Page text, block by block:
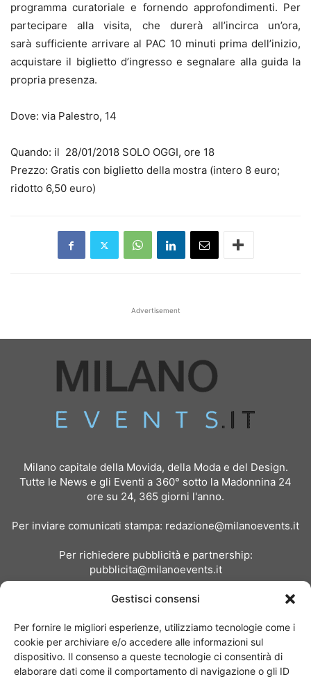
Gestisci consensi
Per fornire le migliori esperienze, utilizziamo tecnologie come i
cookie per archiviare e/o accedere alle informazioni sul
dispositivo. Il consenso a queste tecnologie ci consentirà di
elaborare dati come il comportamento di navigazione o gli ID
programma curatoriale e fornendo approfondimenti. Per
partecipare alla visita, che durerà all’incirca un’ora,
sarà sufficiente arrivare al PAC 10 minuti prima dell’inizio,
acquistare il biglietto d’ingresso e segnalare alla guida la
propria presenza.
Dove: via Palestro, 14
Quando: il 28/01/2018 SOLO OGGI, ore 18
Prezzo: Gratis con biglietto della mostra (intero 8 euro;
ridotto 6,50 euro)
Advertisement
Milano capitale della Movida, della Moda e del Design.
Tutte le News e gli Eventi a 360° sotto la Madonnina 24
ore su 24, 365 giorni l'anno.
Per inviare comunicati stampa: redazione@milanoevents.it
Per richiedere pubblicità e partnership:
pubblicita@milanoevents.it